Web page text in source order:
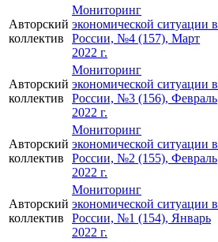
Авторский
коллектив
Мониторинг
экономической ситуации в
России, №4 (157), Март
2022 г.
Авторский
коллектив
Мониторинг
экономической ситуации в
России, №3 (156), Февраль
2022 г.
Авторский
коллектив
Мониторинг
экономической ситуации в
России, №2 (155), Февраль
2022 г.
Авторский
коллектив
Мониторинг
экономической ситуации в
России, №1 (154), Январь
2022 г.